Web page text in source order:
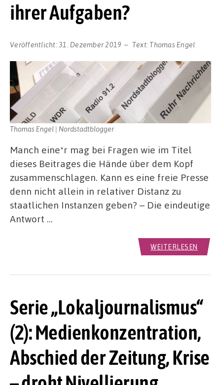
ihrer Aufgaben?
Veröffentlicht:31. Dezember 2019 Text:Thomas Engel
Thomas Engel | Nordstadtblogger
Manch eine*r mag bei Fragen wie im Titel
dieses Beitrages die Hände über dem Kopf
zusammenschlagen. Kann es eine freie Presse
denn nicht allein in relativer Distanz zu
staatlichen Instanzen geben? – Die eindeutige
Antwort …
WEITERLESEN
Serie „Lokaljournalismus“
(2): Medienkonzentration,
Abschied der Zeitung, Krise